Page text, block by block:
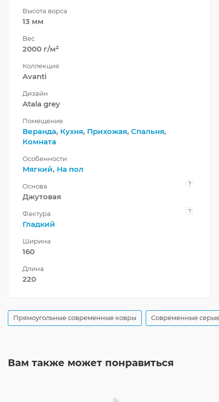
Высота ворса
13 мм
Вес
2000 г/м²
Коллекция
Avanti
Дизайн
Atala grey
Помещение
Веранда, Кухня, Прихожая, Спальня,
Комната
Особенности
Мягкий, На пол
Основа ?
Джутовая
Фактура ?
Гладкий
Ширина
160
Длина
220
Прямоугольные современные ковры Современные
Вам также может понравиться